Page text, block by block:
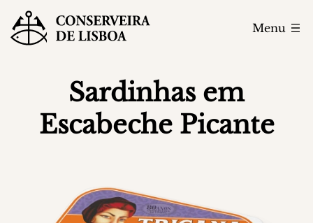
Menu
Sardinhas em
Escabeche Picante